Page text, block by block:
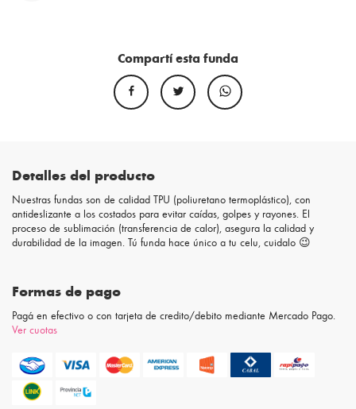
Compartí esta funda
Detalles del producto
Nuestras fundas son de calidad TPU (poliuretano termoplástico), con
antideslizante a los costados para evitar caídas, golpes y rayones. El
proceso de sublimación (transferencia de calor), asegura la calidad y
durabilidad de la imagen. Tú funda hace único a tu celu, cuidalo 😉
Formas de pago
Pagá en efectivo o con tarjeta de credito/debito mediante Mercado Pago.
Ver cuotas